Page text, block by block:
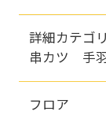
詳細カテゴリ
串カツ 手
フロア